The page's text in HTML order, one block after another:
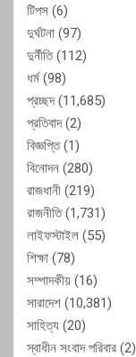
টিপস (6)
দুর্ঘটনা (97)
দুর্নীতি(112)
ধর্ম(98)
প্রচ্ছদ(11,685)
প্রতিবাদ(2)
বিজ্ঞপ্তি(1)
বিনোদন (280)
রাজধানী (219)
রাজনীতি(1,731)
লাইফস্টাইল (55)
শিক্ষা (78)
সম্পাদকীয় (16)
সারাদেশ (10,381)
সাহিত্য (20)
স্বাধীন সংবাদ পরিবার (2)